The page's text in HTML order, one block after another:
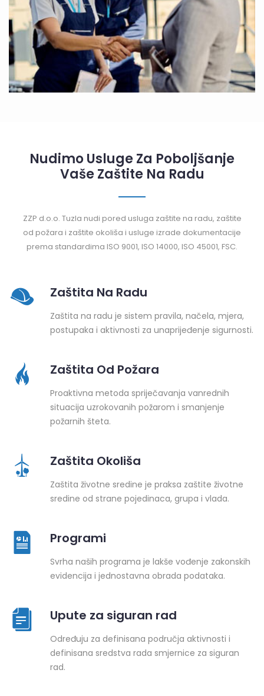
Nudimo Usluge Za Poboljšanje
Vaše Zaštite Na Radu
ZZP d.o.o. Tuzla nudi pored usluga zaštite na radu, zaštite
od požara i zaštite okoliša i usluge izrade dokumentacije
prema standardima ISO 9001, ISO 14000, ISO 45001, FSC.
Zaštita Na Radu
Zaštita na radu je sistem pravila, načela, mjera,
postupaka i aktivnosti za unaprijeđenje sigurnosti.
Zaštita Od Požara
Proaktivna metoda spriječavanja vanrednih
situacija uzrokovanih požarom i smanjenje
požarnih šteta.
Zaštita Okoliša
Zaštita životne sredine je praksa zaštite životne
sredine od strane pojedinaca, grupa i vlada.
Programi
Svrha naših programa je lakše vođenje zakonskih
evidencija i jednostavna obrada podataka.
Upute za siguran rad
Određuju za definisana područja aktivnosti i
definisana sredstva rada smjernice za siguran
rad.